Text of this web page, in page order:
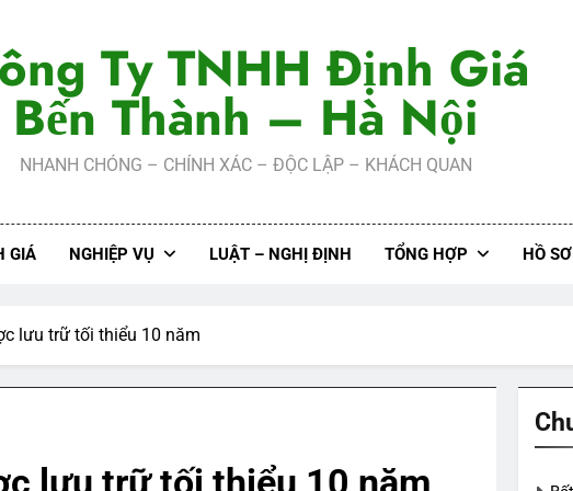
Ty TNHH Định Giá
Bến Thành – Hà Nội
NHANH CHÓNG – CHÍNH XÁC – ĐỘC LẬP – KHÁCH QUAN
GIÁ NGHIỆP VỤ LUẬT – NGHỊ ĐỊNH TỔNG HỢP HỒ
lưu trữ tối thiểu 10 năm
lưu trữ tối thiểu 10 năm